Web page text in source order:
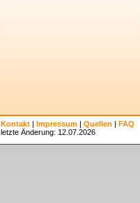
Kontakt | Impressum | Quellen | FAQ
letzte Änderung: 12.07.2026